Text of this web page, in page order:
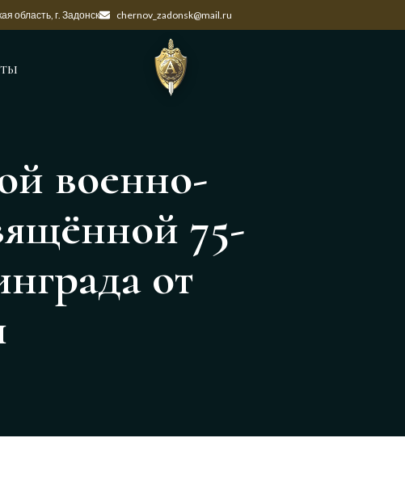
область, г. Задонск chernov_zadonsk@mail.ru
военно-
75-
от